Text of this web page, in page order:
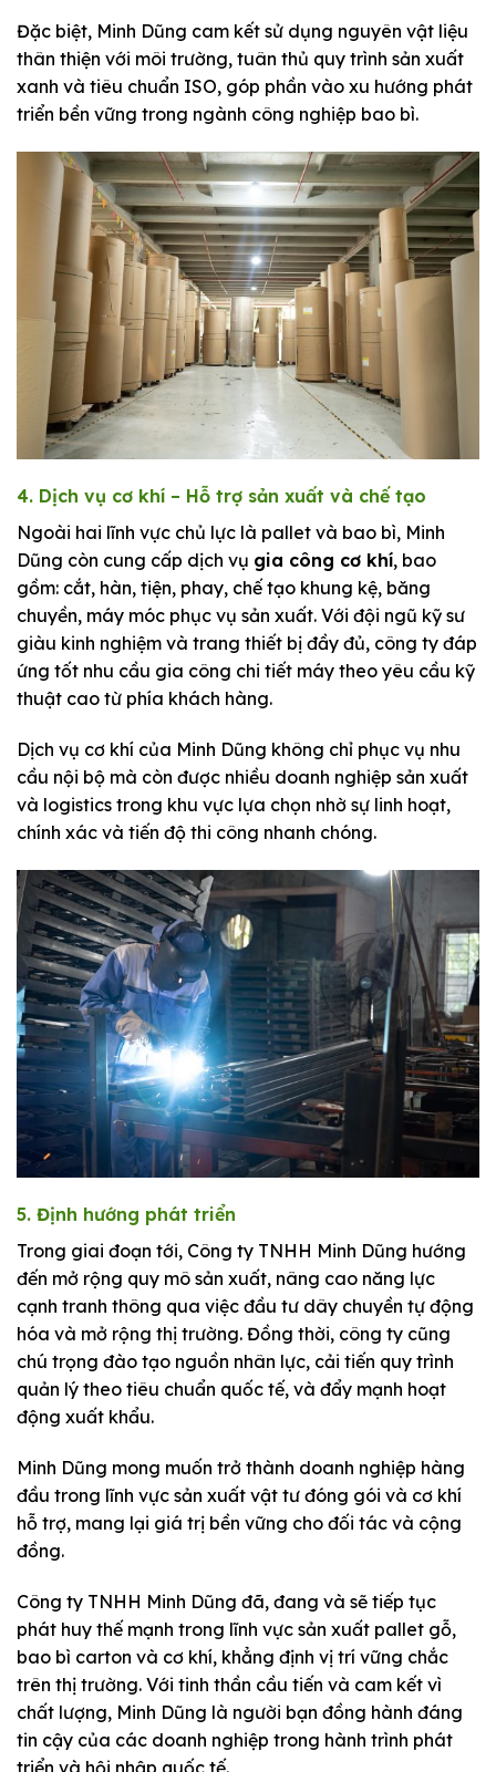
Đặc biệt, Minh Dũng cam kết sử dụng nguyên vật liệu
thân thiện với môi trường, tuân thủ quy trình sản xuất
xanh và tiêu chuẩn ISO, góp phần vào xu hướng phát
triển bền vững trong ngành công nghiệp bao bì.
4. Dịch vụ cơ khí – Hỗ trợ sản xuất và chế tạo
Ngoài hai lĩnh vực chủ lực là pallet và bao bì, Minh
Dũng còn cung cấp dịch vụ gia công cơ khí, bao
gồm: cắt, hàn, tiện, phay, chế tạo khung kệ, băng
chuyền, máy móc phục vụ sản xuất. Với đội ngũ kỹ sư
giàu kinh nghiệm và trang thiết bị đầy đủ, công ty đáp
ứng tốt nhu cầu gia công chi tiết máy theo yêu cầu kỹ
thuật cao từ phía khách hàng.
Dịch vụ cơ khí của Minh Dũng không chỉ phục vụ nhu
cầu nội bộ mà còn được nhiều doanh nghiệp sản xuất
và logistics trong khu vực lựa chọn nhờ sự linh hoạt,
chính xác và tiến độ thi công nhanh chóng.
5. Định hướng phát triển
Trong giai đoạn tới, Công ty TNHH Minh Dũng hướng
đến mở rộng quy mô sản xuất, nâng cao năng lực
cạnh tranh thông qua việc đầu tư dây chuyền tự động
hóa và mở rộng thị trường. Đồng thời, công ty cũng
chú trọng đào tạo nguồn nhân lực, cải tiến quy trình
quản lý theo tiêu chuẩn quốc tế, và đẩy mạnh hoạt
động xuất khẩu.
Minh Dũng mong muốn trở thành doanh nghiệp hàng
đầu trong lĩnh vực sản xuất vật tư đóng gói và cơ khí
hỗ trợ, mang lại giá trị bền vững cho đối tác và cộng
đồng.
Công ty TNHH Minh Dũng đã, đang và sẽ tiếp tục
phát huy thế mạnh trong lĩnh vực sản xuất pallet gỗ,
bao bì carton và cơ khí, khẳng định vị trí vững chắc
trên thị trường. Với tinh thần cầu tiến và cam kết vì
chất lượng, Minh Dũng là người bạn đồng hành đáng
tin cậy của các doanh nghiệp trong hành trình phát
triển và hội nhập quốc tế.